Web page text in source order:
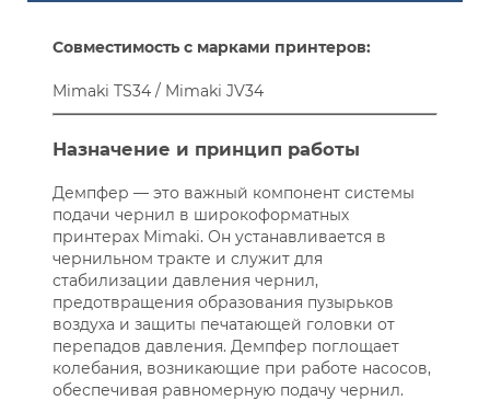
Совместимость с марками принтеров:
Mimaki TS34 / Mimaki JV34
Назначение и принцип работы
Демпфер — это важный компонент системы
подачи чернил в широкоформатных
принтерах Mimaki. Он устанавливается в
чернильном тракте и служит для
стабилизации давления чернил,
предотвращения образования пузырьков
воздуха и защиты печатающей головки от
перепадов давления. Демпфер поглощает
колебания, возникающие при работе насосов,
обеспечивая равномерную подачу чернил.